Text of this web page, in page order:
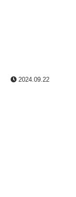
2024.09.22